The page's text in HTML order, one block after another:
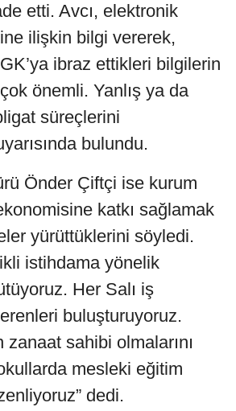
etti. Avcı, elektronik
ilişkin bilgi vererek,
ibraz ettikleri bilgilerin
önemli. Yanlış ya da
süreçlerini
bulundu.
Önder Çiftçi ise kurum
katkı sağlamak
yürüttüklerini söyledi.
istihdama yönelik
Her Salı iş
buluşturuyoruz.
zanaat sahibi olmalarını
mesleki eğitim
dedi.